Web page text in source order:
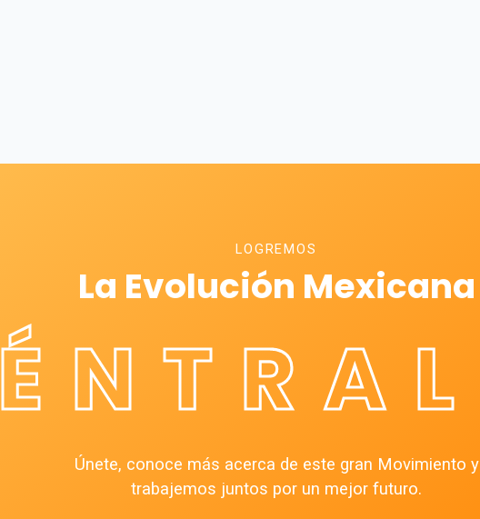
LOGREMOS
La Evolución Mexicana
Únete, conoce más acerca de este gran Movimiento y
trabajemos juntos por un mejor futuro.